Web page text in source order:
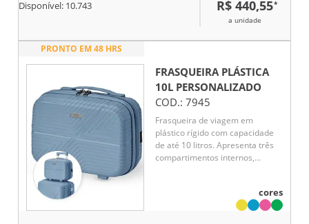
Disponível: 10.743 R$ 440,55*
a unidade
PRONTO EM 48 HRS
FRASQUEIRA PLÁSTICA
10L PERSONALIZADO
COD.: 7945
Frasqueira de viagem em
plástico rígido com capacidade
de até 10 litros. Apresenta três
compartimentos internos,
quatro apoios reforçados na
parte inferior, alça de mão e
cores